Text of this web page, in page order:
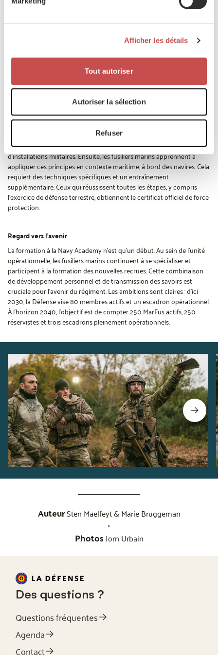
Afficher les détails
Tout autoriser
Autoriser la sélection
Refuser
Faire face à la menace
Les fusiliers marins apprennent à gérer des scénarios variés :
rapidement l’agressivité est essentiel. Parfois, l’intervention physique
demeure inévitable, par exemple à une porte d’accès. « Ici, ils
apprennent à extraire une personne d’un véhicule sous contrainte,
dans le pire des cas par la fenêtre et en utilisant des stimulations
douloureuses », ajoute-t-il.
La formation commence par la sécurisation de bâtiments et
d’installations militaires. Ensuite, les fusiliers marins apprennent à
appliquer ces principes en contexte maritime, à bord des navires. Cela
requiert des techniques spécifiques et un entraînement
supplémentaire. Ceux qui réussissent toutes les étapes, y compris
l'exercice de défense terrestre, obtiennent le certificat officiel de force
protection.
Regard vers l’avenir
La formation à la Navy Academy n’est qu’un début. Au sein de l’unité
opérationnelle, les fusiliers marins continuent à se spécialiser et
participent à la formation des nouvelles recrues. Cette combinaison
de développement personnel et de transmission des savoirs est
cruciale pour l’avenir du régiment. Les ambitions sont claires : d’ici
2030, la Défense vise 80 membres actifs et un escadron opérationnel.
À l’horizon 2040, l’objectif est de compter 250 MarFus actifs, 250
réservistes et trois escadrons pleinement opérationnels.
AuteurSten Maelfeyt & Marie Bruggeman
•
PhotosJorn Urbain
Des questions ?
Questions fréquentes
Agenda
Contact